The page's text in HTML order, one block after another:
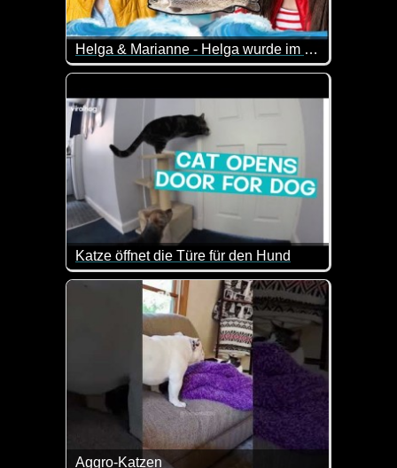
Helga & Marianne - Helga wurde im Urlaub von einer Forelle angegriffen
Endlich sind Helga und Marianne aus ihrer
Katze öffnet die Türe für den Hund
Das "Gespräch" zwischen den beiden Tieren ist
Aggro-Katzen